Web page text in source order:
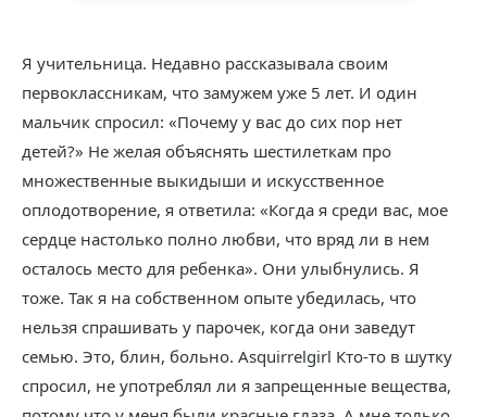
Я учительница. Недавно рассказывала своим
первоклассникам, что замужем уже 5 лет. И один
мальчик спросил: «Почему у вас до сих пор нет
детей?» Не желая объяснять шестилеткам про
множественные выкидыши и искусственное
оплодотворение, я ответила: «Когда я среди вас, мое
сердце настолько полно любви, что вряд ли в нем
осталось место для ребенка». Они улыбнулись. Я
тоже. Так я на собственном опыте убедилась, что
нельзя спрашивать у парочек, когда они заведут
семью. Это, блин, больно. Asquirrelgirl Кто-то в шутку
спросил, не употреблял ли я запрещенные вещества,